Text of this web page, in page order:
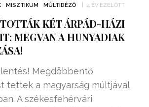
MISZTIKUM MÚLTIDÉZŐ 4 ÉV EZELŐTT
KÉT ÁRPÁD-HÁZI
MEGVAN A HUNYADIAK
Megdöbbentő
tettek a magyarság múltjával
A székesfehérvári
HÁROM DIÁK: VÉGTELEN
ENERGIÁT
TERMELHETNÉNEK A
FEKVŐRENDŐRÖK!